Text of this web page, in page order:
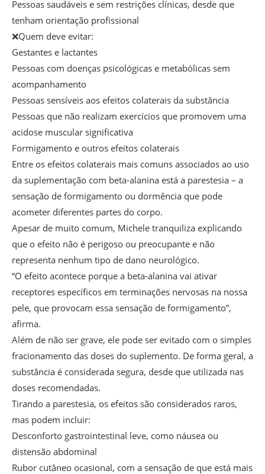
Pessoas saudáveis e sem restrições clínicas, desde que
tenham orientação profissional
❌Quem deve evitar:
Gestantes e lactantes
Pessoas com doenças psicológicas e metabólicas sem
acompanhamento
Pessoas sensíveis aos efeitos colaterais da substância
Pessoas que não realizam exercícios que promovem uma
acidose muscular significativa
Formigamento e outros efeitos colaterais
Entre os efeitos colaterais mais comuns associados ao uso
da suplementação com beta-alanina está a parestesia – a
sensação de formigamento ou dormência que pode
acometer diferentes partes do corpo.
Apesar de muito comum, Michele tranquiliza explicando
que o efeito não é perigoso ou preocupante e não
representa nenhum tipo de dano neurológico.
“O efeito acontece porque a beta-alanina vai ativar
receptores específicos em terminações nervosas na nossa
pele, que provocam essa sensação de formigamento”,
afirma.
Além de não ser grave, ele pode ser evitado com o simples
fracionamento das doses do suplemento. De forma geral, a
substância é considerada segura, desde que utilizada nas
doses recomendadas.
Tirando a parestesia, os efeitos são considerados raros,
mas podem incluir:
Desconforto gastrointestinal leve, como náusea ou
distensão abdominal
Rubor cutâneo ocasional, com a sensação de que está mais